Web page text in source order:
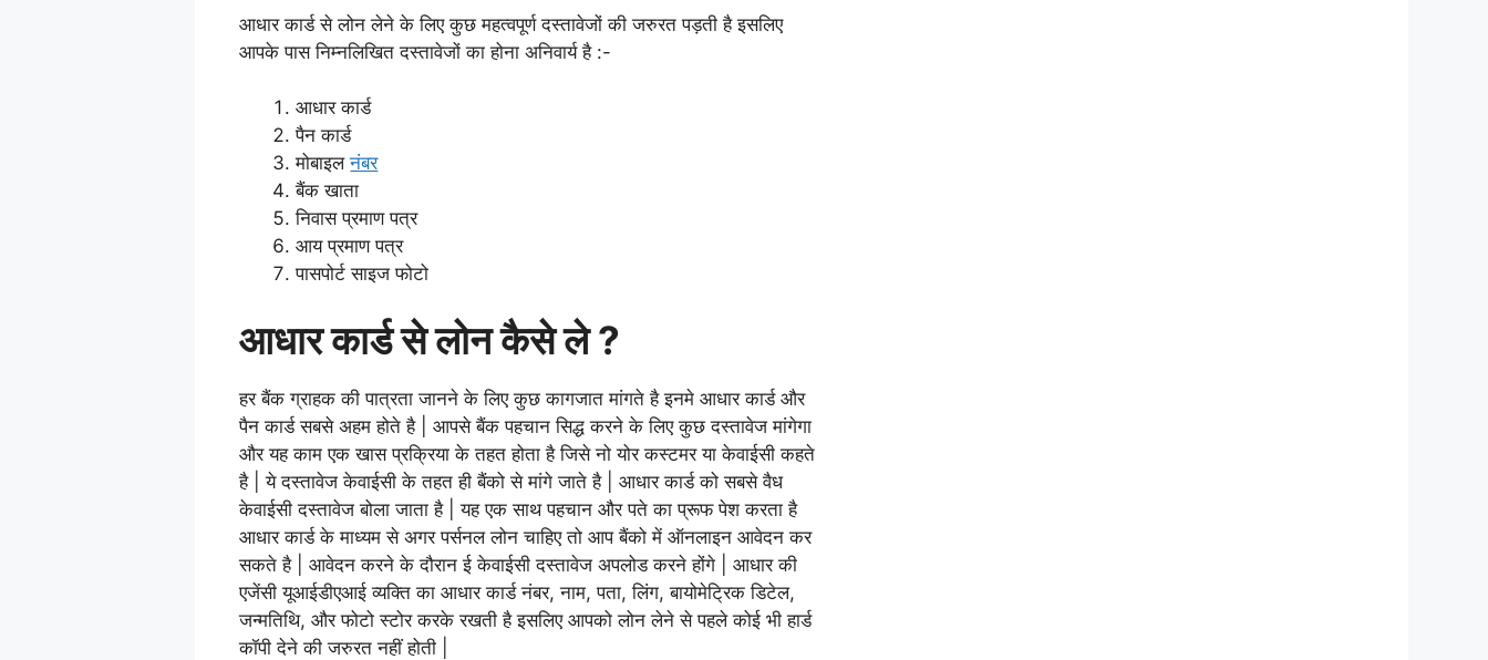
आधार कार्ड से लोन लेने के लिए कुछ महत्वपूर्ण दस्तावेजों की जरुरत पड़ती है इसलिए
आपके पास निम्नलिखित दस्तावेजों का होना अनिवार्य है :-
आधार कार्ड
पैन कार्ड
मोबाइलनंबर
बैंक खाता
निवास प्रमाण पत्र
आय प्रमाण पत्र
पासपोर्ट साइज फोटो
आधार कार्ड से लोन कैसे ले ?
हर बैंक ग्राहक की पात्रता जानने के लिए कुछ कागजात मांगते है इनमे आधार कार्ड और
पैन कार्ड सबसे अहम होते है | आपसे बैंक पहचान सिद्ध करने के लिए कुछ दस्तावेज मांगेगा
और यह काम एक खास प्रक्रिया के तहत होता है जिसे नो योर कस्टमर या केवाईसी कहते
है | ये दस्तावेज केवाईसी के तहत ही बैंको से मांगे जाते है | आधार कार्ड को सबसे वैध
केवाईसी दस्तावेज बोला जाता है | यह एक साथ पहचान और पते का प्रूफ पेश करता है
आधार कार्ड के माध्यम से अगर पर्सनल लोन चाहिए तो आप बैंको में ऑनलाइन आवेदन कर
सकते है | आवेदन करने के दौरान ई केवाईसी दस्तावेज अपलोड करने होंगे | आधार की
एजेंसी यूआईडीएआई व्यक्ति का आधार कार्ड नंबर, नाम, पता, लिंग, बायोमेट्रिक डिटेल,
जन्मतिथि, और फोटो स्टोर करके रखती है इसलिए आपको लोन लेने से पहले कोई भी हार्ड
कॉपी देने की जरुरत नहीं होती |